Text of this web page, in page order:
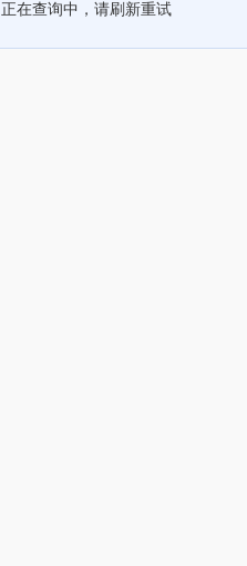
正在查询中，请刷新重试